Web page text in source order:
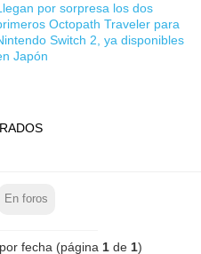
por sorpresa los dos
Octopath Traveler para
Switch 2, ya disponibles
Japón
En foros
fecha (página 1de 1)